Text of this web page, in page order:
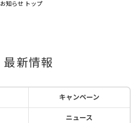
お知らせ トップ
最新情報
キャンペーン
ニュース